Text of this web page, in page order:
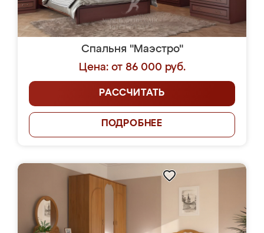
Спальня "Маэстро"
Цена: от 86 000 руб.
РАССЧИТАТЬ
ПОДРОБНЕЕ